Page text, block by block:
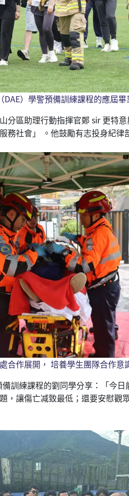
）學警預備訓練課程的應屆
分區助理行動指揮官鄭 sir 更特
務社會」 。他鼓勵有志投身紀
合作展開， 培養學生團隊合作意
訓練課程的劉同學分享：「今
，讓傷亡减致最低；還要安慰